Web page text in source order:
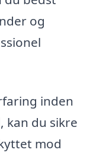
og
inden
, kan du sikre
mod